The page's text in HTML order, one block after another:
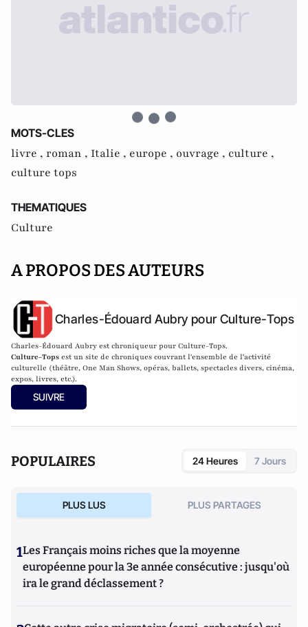
MOTS-CLES
livre , roman , Italie , europe , ouvrage , culture ,
culture tops
THEMATIQUES
Culture
A PROPOS DES AUTEURS
Charles-Édouard Aubry pour Culture-Tops
Charles-Édouard Aubry est chroniqueur pour Culture-Tops.
Culture-Tops est un site de chroniques couvrant l'ensemble de l'activité
culturelle (théâtre, One Man Shows, opéras, ballets, spectacles divers, cinéma,
expos, livres, etc.).
SUIVRE
POPULAIRES 24 Heures 7 Jours
PLUS LUS PLUS PARTAGES
1Les Français moins riches que la moyenne
européenne pour la 3e année consécutive : jusqu'où
ira le grand déclassement ?